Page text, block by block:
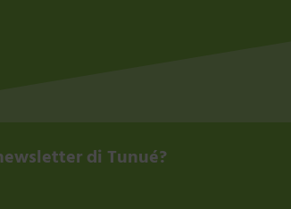
di Tunué?